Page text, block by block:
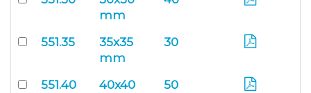
mm
551.35
35x35
mm
30
551.40
40x40
50